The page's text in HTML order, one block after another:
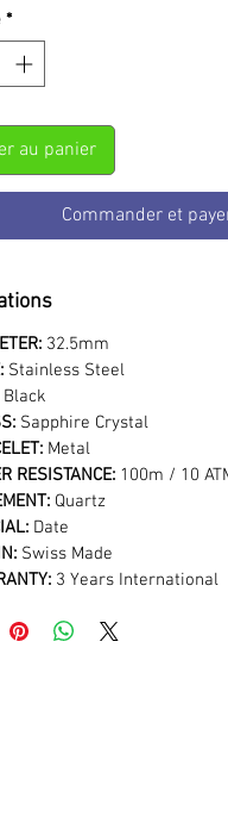
*
au panier
Commander et
32.5mm
Stainless Steel
Black
Sapphire Crystal
Metal
RESISTANCE: 100m / 10
Quartz
Date
Swiss Made
3 Years International